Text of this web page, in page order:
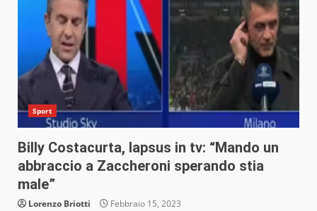
Sport
Billy Costacurta, lapsus in tv: “Mando un
abbraccio a Zaccheroni sperando stia
male”
Lorenzo Briotti Febbraio 15, 2023